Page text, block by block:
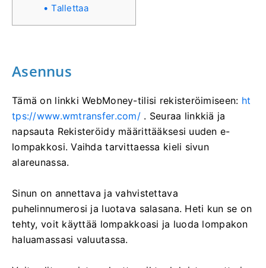
Tallettaa
Asennus
Tämä on linkki WebMoney-tilisi rekisteröimiseen: ht
tps://www.wmtransfer.com/ . Seuraa linkkiä ja
napsauta Rekisteröidy määrittääksesi uuden e-
lompakkosi. Vaihda tarvittaessa kieli sivun
alareunassa.
Sinun on annettava ja vahvistettava
puhelinnumerosi ja luotava salasana. Heti kun se on
tehty, voit käyttää lompakkoasi ja luoda lompakon
haluamassasi valuutassa.